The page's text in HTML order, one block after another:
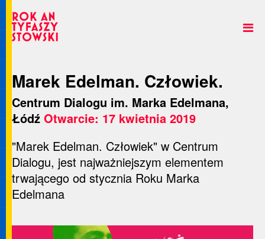
Marek Edelman. Człowiek.
Centrum Dialogu im. Marka Edelmana,
Łódź Otwarcie: 17 kwietnia 2019
"Marek Edelman. Człowiek" w Centrum
Dialogu, jest najważniejszym elementem
trwającego od stycznia Roku Marka
Edelmana